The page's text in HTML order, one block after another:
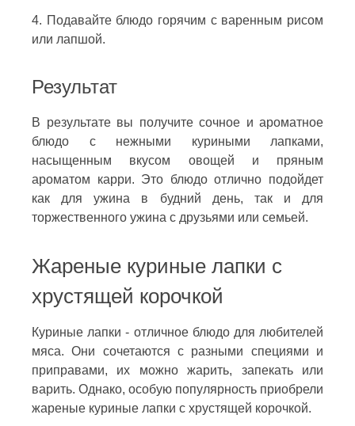
4. Подавайте блюдо горячим с варенным рисом
или лапшой.
Результат
В результате вы получите сочное и ароматное
блюдо с нежными куриными лапками,
насыщенным вкусом овощей и пряным
ароматом карри. Это блюдо отлично подойдет
как для ужина в будний день, так и для
торжественного ужина с друзьями или семьей.
Жареные куриные лапки с
хрустящей корочкой
Куриные лапки - отличное блюдо для любителей
мяса. Они сочетаются с разными специями и
приправами, их можно жарить, запекать или
варить. Однако, особую популярность приобрели
жареные куриные лапки с хрустящей корочкой.